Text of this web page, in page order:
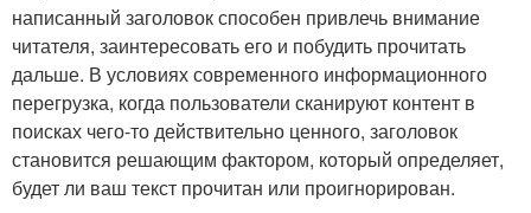
написанный заголовок способен привлечь внимание
читателя, заинтересовать его и побудить прочитать
дальше. В условиях современного информационного
перегрузка, когда пользователи сканируют контент в
поисках чего-то действительно ценного, заголовок
становится решающим фактором, который определяет,
будет ли ваш текст прочитан или проигнорирован.